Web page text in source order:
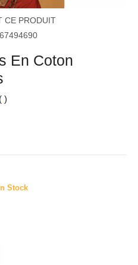
CE PRODUIT
En Coton
( )
Stock